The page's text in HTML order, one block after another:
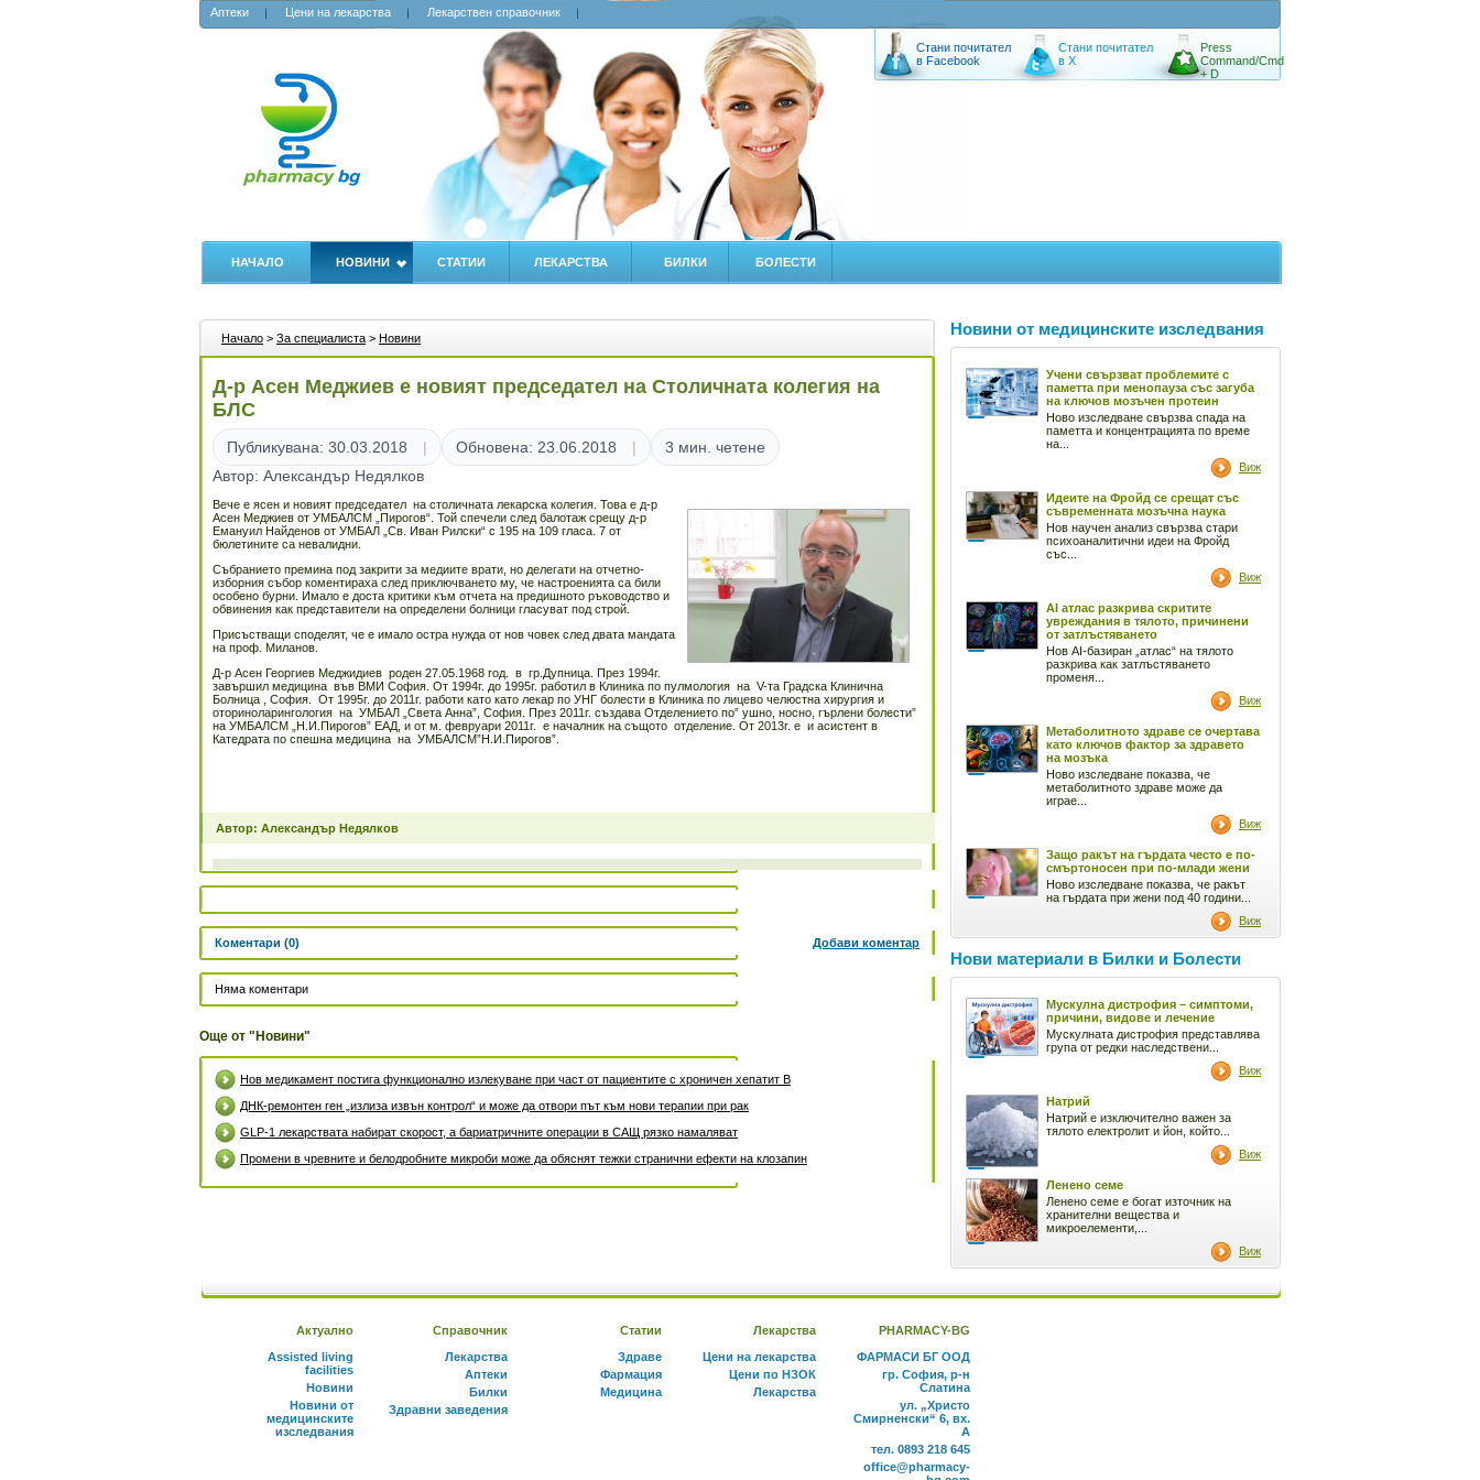
Аптеки Цени на лекарства Лекарствен справочник
Стани почитател
в Facebook
Стани почитател
в X
Press
Command/Cmd
+ D
НАЧАЛО НОВИНИ СТАТИИ ЛЕКАРСТВА БИЛКИ БОЛЕСТИ
Начало > За специалиста > Новини
Д-р Асен Меджиев е новият председател на Столичната колегия на
БЛС
Публикувана: 30.03.2018 Обновена: 23.06.2018
3 мин. четене
Автор: Александър Недялков
Вече е ясен и новият председател на столичната лекарска колегия. Това е д-р
Асен Меджиев от УМБАЛСМ „Пирогов“. Той спечели след балотаж срещу д-р
Емануил Найденов от УМБАЛ „Св. Иван Рилски“ с 195 на 109 гласа. 7 от
бюлетините са невалидни.
Събранието премина под закрити за медиите врати, но делегати на отчетно-
изборния събор коментираха след приключването му, че настроенията са били
особено бурни. Имало е доста критики към отчета на предишното ръководство и
обвинения как представители на определени болници гласуват под строй.
Присъстващи споделят, че е имало остра нужда от нов човек след двата мандата
на проф. Миланов.
Д-р Асен Георгиев Меджидиев роден 27.05.1968 год. в гр.Дупница. През 1994г.
завършил медицина във ВМИ София. От 1994г. до 1995г. работил в Клиника по пулмология на V-та Градска Клинична
Болница , София. От 1995г. до 2011г. работи като като лекар по УНГ болести в Клиника по лицево челюстна хирургия и
оториноларингология на УМБАЛ „Света Анна”, София. През 2011г. създава Отделението по” ушно, носно, гърлени болести”
на УМБАЛСМ „Н.И.Пирогов” ЕАД, и от м. февруари 2011г. е началник на същото отделение. От 2013г. е и асистент в
Катедрата по спешна медицина на УМБАЛСМ”Н.И.Пирогов”.
Автор: Александър Недялков
Коментари (0) Добави коментар
Няма коментари
Още от "Новини"
Нов медикамент постига функционално излекуване при част от пациентите с хроничен хепатит B
ДНК-ремонтен ген „излиза извън контрол“ и може да отвори път към нови терапии при рак
GLP-1 лекарствата набират скорост, а бариатричните операции в САЩ рязко намаляват
Промени в чревните и белодробните микроби може да обяснят тежки странични ефекти на клозапин
Новини от медицинските изследвания
Учени свързват проблемите с
паметта при менопауза със загуба
на ключов мозъчен протеин
Ново изследване свързва спада на
паметта и концентрацията по време
на...
Виж
Идеите на Фройд се срещат със
съвременната мозъчна наука
Нов научен анализ свързва стари
психоаналитични идеи на Фройд
със...
Виж
AI атлас разкрива скритите
увреждания в тялото, причинени
от затлъстяването
Нов AI-базиран „атлас“ на тялото
разкрива как затлъстяването
променя...
Виж
Метаболитното здраве се очертава
като ключов фактор за здравето
на мозъка
Ново изследване показва, че
метаболитното здраве може да
играе...
Виж
Защо ракът на гърдата често е по-
смъртоносен при по-млади жени
Ново изследване показва, че ракът
на гърдата при жени под 40 години...
Виж
Нови материали в Билки и Болести
Мускулна дистрофия – симптоми,
причини, видове и лечение
Мускулната дистрофия представлява
група от редки наследствени...
Виж
Натрий
Натрий е изключително важен за
тялото електролит и йон, който...
Виж
Ленено семе
Ленено семе е богат източник на
хранителни вещества и
микроелементи,...
Виж
Актуално
Assisted living
facilities
Новини
Новини от
медицинските
изследвания
Справочник
Лекарства
Аптеки
Билки
Здравни заведения
Статии
Здраве
Фармация
Медицина
Лекарства
Цени на лекарства
Цени по НЗОК
Лекарства
PHARMACY-BG
ФАРМАСИ БГ ООД
гр. София, р-н
Слатина
ул. „Христо
Смирненски“ 6, вх.
А
тел. 0893 218 645
office@pharmacy-